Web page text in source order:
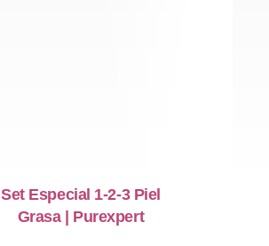
Set Especial 1-2-3 Piel
Grasa | Purexpert